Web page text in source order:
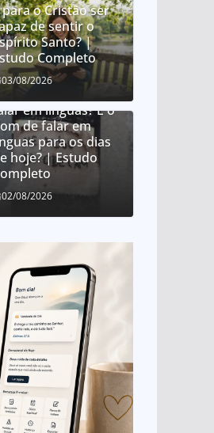
para o Cristão ser
de sentir o
Santo? |
Completo
03/08/2026
em línguas? É o
de falar em
para os dias
hoje? | Estudo
02/08/2026